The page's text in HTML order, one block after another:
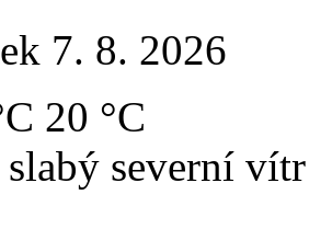
7. 8. 2026
20 °C
severní vítr